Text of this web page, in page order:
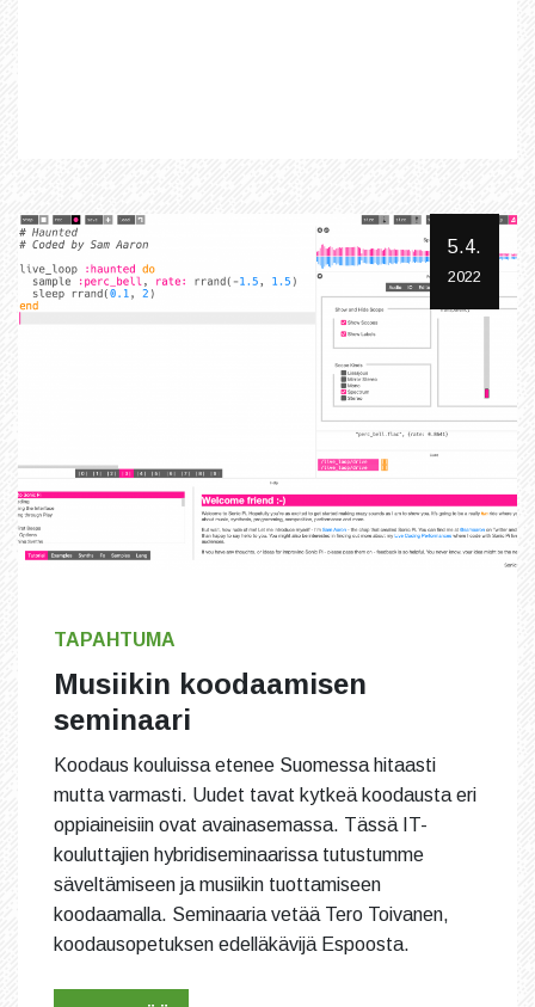
5.4.
2022
TAPAHTUMA
Musiikin koodaamisen
seminaari
Koodaus kouluissa etenee Suomessa hitaasti
mutta varmasti. Uudet tavat kytkeä koodausta eri
oppiaineisiin ovat avainasemassa. Tässä IT-
kouluttajien hybridiseminaarissa tutustumme
säveltämiseen ja musiikin tuottamiseen
koodaamalla. Seminaaria vetää Tero Toivanen,
koodausopetuksen edelläkävijä Espoosta.